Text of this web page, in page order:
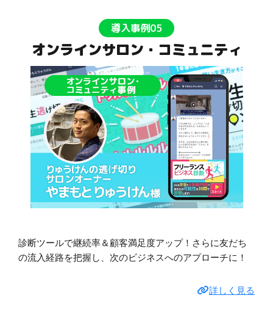
導入事例05
オンラインサロン・コミュニティ
診断ツールで継続率＆顧客満足度アップ！さらに友だち
の流入経路を把握し、次のビジネスへのアプローチに！
詳しく見る